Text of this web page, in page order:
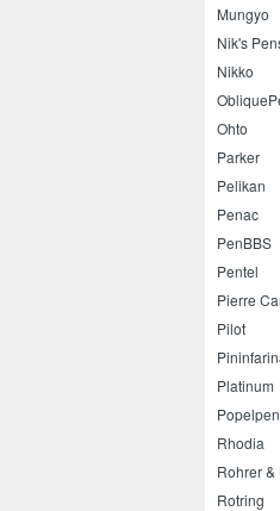
Mungyo
Nik's
Nikko
Ohto
Parker
Pelikan
Penac
PenBBS
Pentel
Pierre
Pilot
Platinum
Popelpen
Rhodia
Rohrer
Rotring